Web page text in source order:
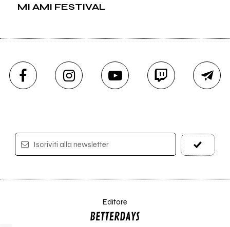
MI AMI FESTIVAL
Iscriviti alla newsletter
Editore